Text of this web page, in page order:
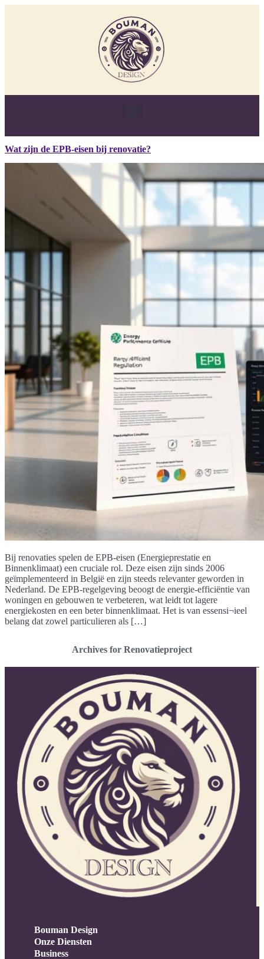
Wat zijn de EPB-eisen bij renovatie?
Bij renovaties spelen de EPB-eisen (Energieprestatie en
Binnenklimaat) een cruciale rol. Deze eisen zijn sinds 2006
geïmplementeerd in België en zijn steeds relevanter geworden in
Nederland. De EPB-regelgeving beoogt de energie-efficiëntie van
woningen en gebouwen te verbeteren, wat leidt tot lagere
energiekosten en een beter binnenklimaat. Het is van essensi¬ieel
belang dat zowel particulieren als […]
Archives for Renovatieproject
Bouman Design
Onze Diensten
Business